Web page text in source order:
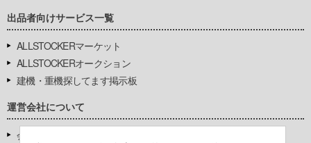
出品者向けサービス一覧
ALLSTOCKERマーケット
ALLSTOCKERオークション
建機・重機探してます掲示板
運営会社について
会社基本情報